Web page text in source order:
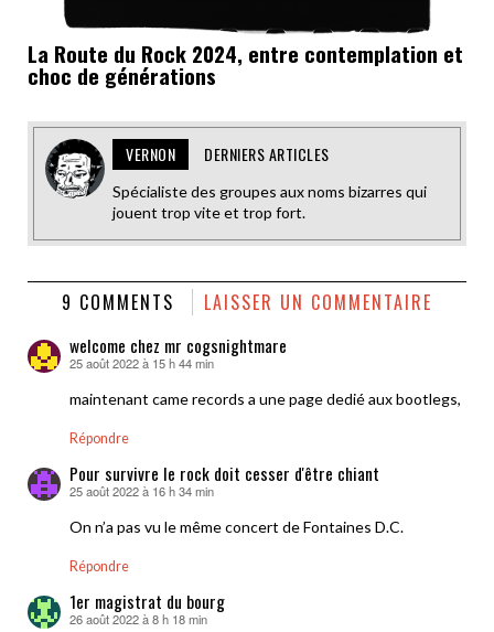
La Route du Rock 2024, entre contemplation et
choc de générations
VERNON DERNIERS ARTICLES
Spécialiste des groupes aux noms bizarres qui
jouent trop vite et trop fort.
9 COMMENTS LAISSER UN COMMENTAIRE
welcome chez mr cogsnightmare
dit :
25 août 2022 à 15 h 44 min
maintenant came records a une page dedié aux bootlegs,
Répondre
Pour survivre le rock doit cesser d'être chiant
dit :
25 août 2022 à 16 h 34 min
On n’a pas vu le même concert de Fontaines D.C.
Répondre
1er magistrat du bourg
dit :
26 août 2022 à 8 h 18 min